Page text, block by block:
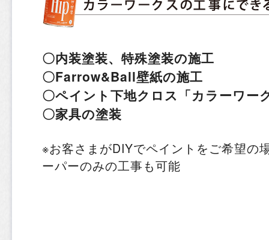
〇内装塗装、特殊塗装の施工
〇Farrow&Ball壁紙の施工
〇ペイント下地クロス「カラーワー
〇家具の塗装
※お客さまがDIYでペイントをご希望の
ーパーのみの工事も可能